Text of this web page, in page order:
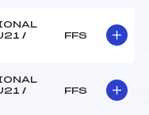
/
FFS
/
FFS